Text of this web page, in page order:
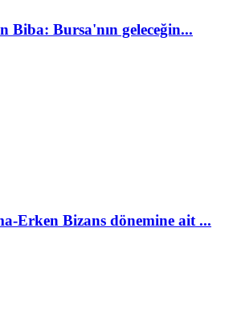
Biba: Bursa'nın geleceğin...
Erken Bizans dönemine ait ...